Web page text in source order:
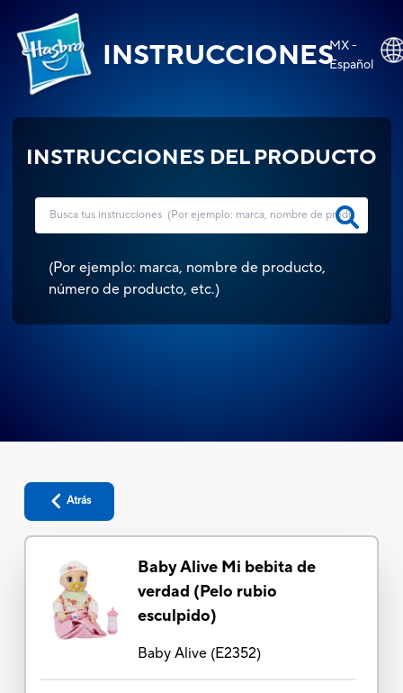
INSTRUCCIONESMX -
Español
INSTRUCCIONES DEL PRODUCTO
(Por ejemplo: marca, nombre de producto,
número de producto, etc.)
Atrás
Baby Alive Mi bebita de
verdad (Pelo rubio
esculpido)
Baby Alive(E2352)